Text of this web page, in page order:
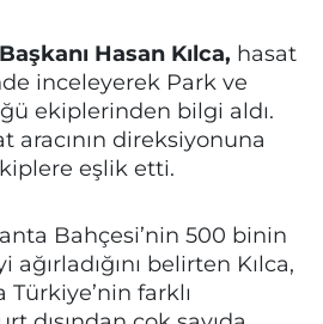
Hasan Kılca, hasat
inceleyerek Park ve
ekiplerinden bilgi aldı.
aracının direksiyonuna
eşlik etti.
Bahçesi’nin 500 binin
belirten Kılca,
Türkiye’nin farklı